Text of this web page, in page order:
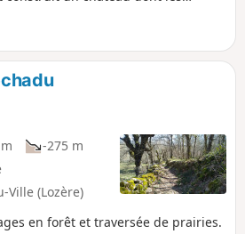
dont vous pourrez arpenter
magnifique panorama sur toute
du donjon castral.
-275 m
Ville (Lozère)
en forêt et traversée de prairies.